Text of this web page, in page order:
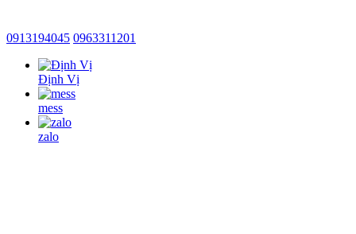
0913194045 0963311201
Định Vị
mess
zalo